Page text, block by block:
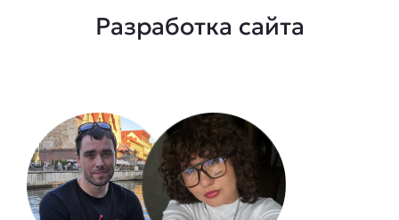
Разработка сайта